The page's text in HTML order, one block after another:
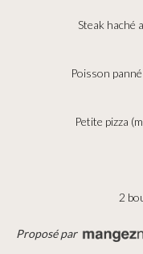
Steak haché
Poisson
Petite pizza
2
Proposé par